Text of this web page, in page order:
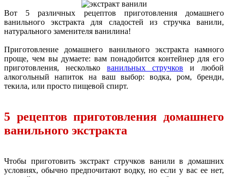
Вот 5 различных рецептов приготовления домашнего
ванильного экстракта для сладостей из стручка ванили,
натурального заменителя ванилина!
Приготовление домашнего ванильного экстракта намного
проще, чем вы думаете: вам понадобится контейнер для его
приготовления, несколько ванильных стручков и любой
алкогольный напиток на ваш выбор: водка, ром, бренди,
текила, или просто пищевой спирт.
5 рецептов приготовления домашнего
ванильного экстракта
Чтобы приготовить экстракт стручков ванили в домашних
условиях, обычно предпочитают водку, но если у вас ее нет,